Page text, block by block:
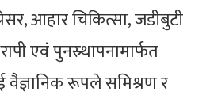
आहार चिकित्सा, जडीबुटी
एवं पुनस्र्थापनामार्फत
वैज्ञानिक रूपले समिश्रण र